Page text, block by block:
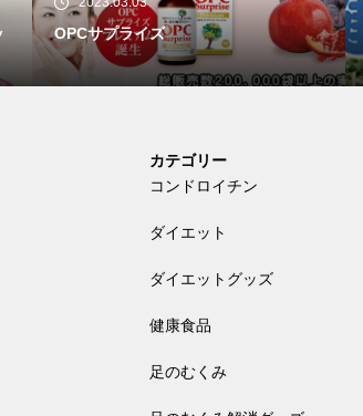
漢方足裏シート
カテゴリー
コンドロイチン
ダイエット
ダイエットグッズ
健康食品
足のむくみ